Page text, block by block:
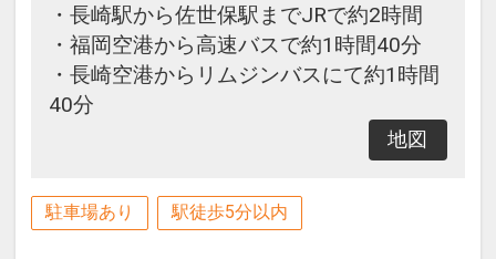
・長崎駅から佐世保駅までJRで約2時間
・福岡空港から高速バスで約1時間40分
・長崎空港からリムジンバスにて約1時間
40分
地図
駐車場あり 駅徒歩5分以内